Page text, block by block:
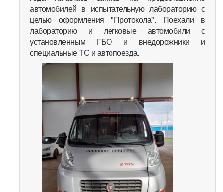
автомобилей в испытательную лабораторию с
целью оформления "Протокола". Поехали в
лабораторию и легковые автомобили с
установленным ГБО и внедорожники и
специальные ТС и автопоезда.